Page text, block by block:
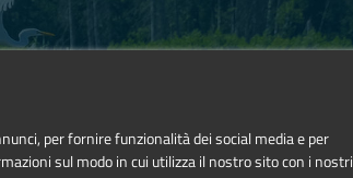
per fornire funzionalità dei social media e per
sul modo in cui utilizza il nostro sito con i nostri